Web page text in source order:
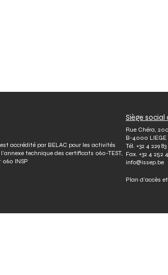
accrédité par BELAC pour les activités
technique des certificats 060-TEST,
060 INSP
Siège social
Rue Chéra, 200
B-4000 LIEGE
Tél. +32 4 229 83
Fax. +32 4 252
info@issep.be
Plan d’accès